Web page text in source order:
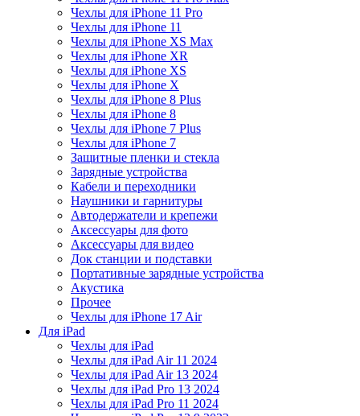
Чехлы для iPhone 11 Pro
Чехлы для iPhone 11
Чехлы для iPhone XS Max
Чехлы для iPhone XR
Чехлы для iPhone XS
Чехлы для iPhone X
Чехлы для iPhone 8 Plus
Чехлы для iPhone 8
Чехлы для iPhone 7 Plus
Чехлы для iPhone 7
Защитные пленки и стекла
Зарядные устройства
Кабели и переходники
Наушники и гарнитуры
Автодержатели и крепежи
Аксессуары для фото
Аксессуары для видео
Док станции и подставки
Портативные зарядные устройства
Акустика
Прочее
Чехлы для iPhone 17 Air
Для iPad
Чехлы для iPad
Чехлы для iPad Air 11 2024
Чехлы для iPad Air 13 2024
Чехлы для iPad Pro 13 2024
Чехлы для iPad Pro 11 2024